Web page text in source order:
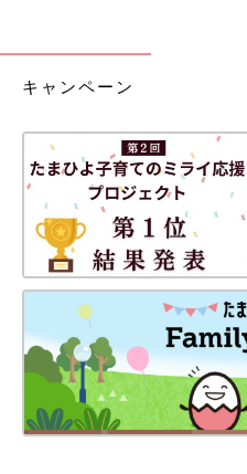
なおーぬさんは、こちらの「サ
990円→390円とかなりお安くゲ
＆ブルーと色味がキュート！ギ
GU baby「
「動きや
ロンT＆半
春が近づき
ね。GUでは
が販売されて
るものばかり
あるので、
れておくの
GUのロンT
GUのアイテムは可愛らしくて
ね。なかにはお買い得商品も
けたら即ゲットがおすすめ！
ているので、宝探しのように
ェックしてみてくださいね。
(文・水川ちさ)
キャンペーン